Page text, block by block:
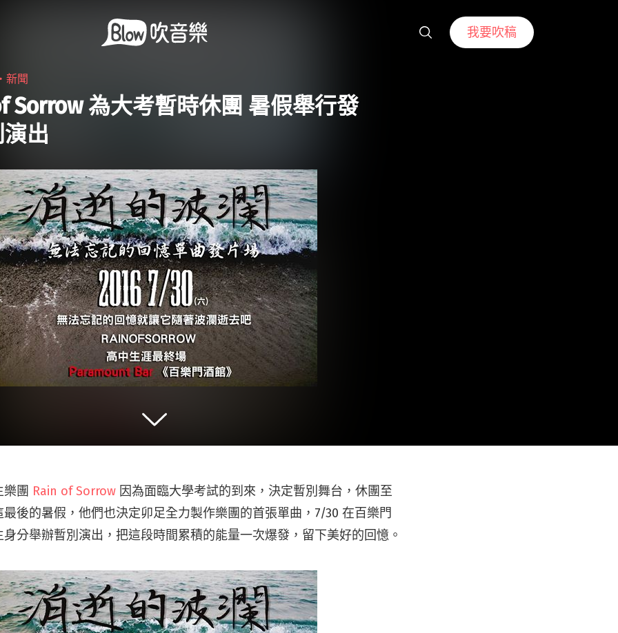
我要吹稿
新聞
Sorrow 為大考暫時休團 暑假舉行發
出
團 Rain of Sorrow 因為面臨大學考試的到來，決定暫別舞台，休團至
後的暑假，他們也決定卯足全力製作樂團的首張單曲，7/30 在百樂門
分舉辦暫別演出，把這段時間累積的能量一次爆發，留下美好的回憶。